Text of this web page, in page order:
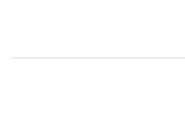
Průvodce organizované